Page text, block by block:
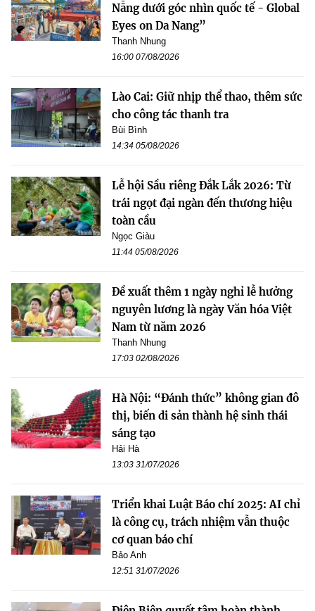
Nẵng dưới góc nhìn quốc tế - Global
Eyes on Da Nang”
Thanh Nhung
16:00 07/08/2026
Lào Cai: Giữ nhịp thể thao, thêm sức
cho công tác thanh tra
Bùi Bình
14:34 05/08/2026
Lễ hội Sầu riêng Đắk Lắk 2026: Từ
trái ngọt đại ngàn đến thương hiệu
toàn cầu
Ngọc Giàu
11:44 05/08/2026
Đề xuất thêm 1 ngày nghỉ lễ hưởng
nguyên lương là ngày Văn hóa Việt
Nam từ năm 2026
Thanh Nhung
17:03 02/08/2026
Hà Nội: “Đánh thức” không gian đô
thị, biến di sản thành hệ sinh thái
sáng tạo
Hải Hà
13:03 31/07/2026
Triển khai Luật Báo chí 2025: AI chỉ
là công cụ, trách nhiệm vẫn thuộc
cơ quan báo chí
Bảo Anh
12:51 31/07/2026